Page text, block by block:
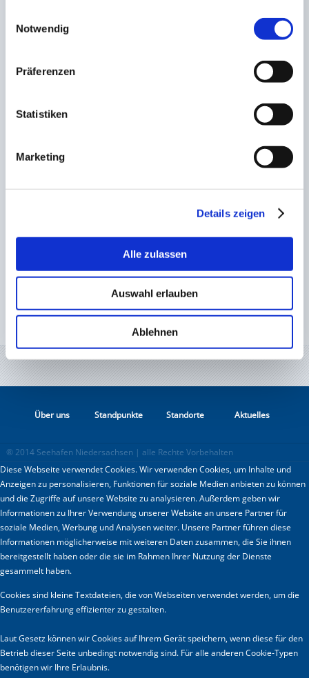
Notwendig
Präferenzen
Statistiken
Marketing
Details zeigen
Alle zulassen
Auswahl erlauben
Ablehnen
Über uns Standpunkte Standorte Aktuelles
® 2014 Seehafen Niedersachsen | alle Rechte Vorbehalten
Diese Webseite verwendet Cookies. Wir verwenden Cookies, um Inhalte und
Anzeigen zu personalisieren, Funktionen für soziale Medien anbieten zu können
und die Zugriffe auf unsere Website zu analysieren. Außerdem geben wir
Informationen zu Ihrer Verwendung unserer Website an unsere Partner für
soziale Medien, Werbung und Analysen weiter. Unsere Partner führen diese
Informationen möglicherweise mit weiteren Daten zusammen, die Sie ihnen
bereitgestellt haben oder die sie im Rahmen Ihrer Nutzung der Dienste
gesammelt haben.
Cookies sind kleine Textdateien, die von Webseiten verwendet werden, um die
Benutzererfahrung effizienter zu gestalten.
Laut Gesetz können wir Cookies auf Ihrem Gerät speichern, wenn diese für den
Betrieb dieser Seite unbedingt notwendig sind. Für alle anderen Cookie-Typen
benötigen wir Ihre Erlaubnis.